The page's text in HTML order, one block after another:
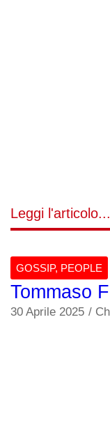
Leggi l'articolo...
GOSSIP, PEOPLE
Tommaso
30 Aprile 2025 /